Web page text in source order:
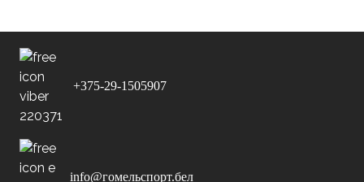
+375-29-1505907
info@гомельспорт.бел